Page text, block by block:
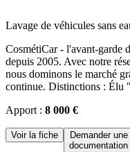
Lavage de véhicules sans
CosmétiCar - l'avant-garde
depuis 2005. Avec notre
nous dominons le marché
continue. Distinctions : Élu
Apport : 8 000 €
Voir la fiche
Demander une
documentation